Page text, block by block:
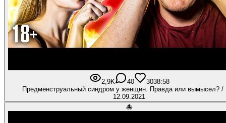
2,9K 40 3038:58
Предменструальный синдром у женщин. Правда или вымысел? /
12.09.2021
🐙